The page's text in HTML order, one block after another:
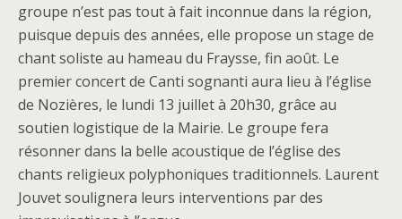
groupe n’est pas tout à fait inconnue dans la région,
puisque depuis des années, elle propose un stage de
chant soliste au hameau du Fraysse, fin août. Le
premier concert de Canti sognanti aura lieu à l’église
de Nozières, le lundi 13 juillet à 20h30, grâce au
soutien logistique de la Mairie. Le groupe fera
résonner dans la belle acoustique de l’église des
chants religieux polyphoniques traditionnels. Laurent
Jouvet soulignera leurs interventions par des